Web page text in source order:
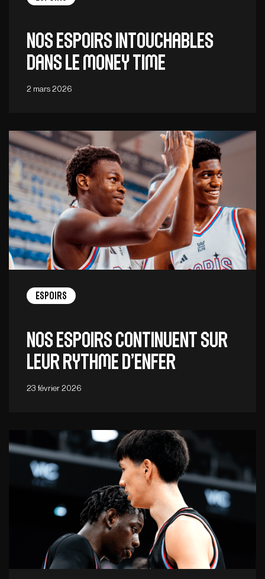
Nos Espoirs intouchables
dans le money time
2 mars 2026
Espoirs
Nos Espoirs continuent sur
leur rythme d’enfer
23 février 2026